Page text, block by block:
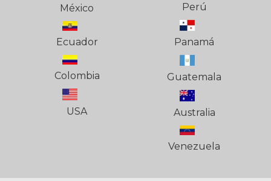
México
Ecuador
Colombia
USA
Perú
Panamá
Guatemala
Australia
Venezuela